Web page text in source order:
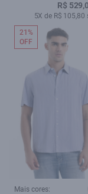
R$
5X de R$ 105,80
Mais cores:
21%
OFF